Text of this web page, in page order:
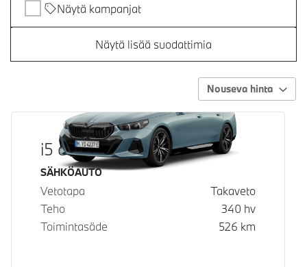
Näytä kampanjat
Näytä lisää suodattimia
Nouseva hinta
i5 eDrive40
Käyttövoima
SÄHKÖAUTO
Vetotapa
Takaveto
Teho
340 hv
Toimintasäde
526 km